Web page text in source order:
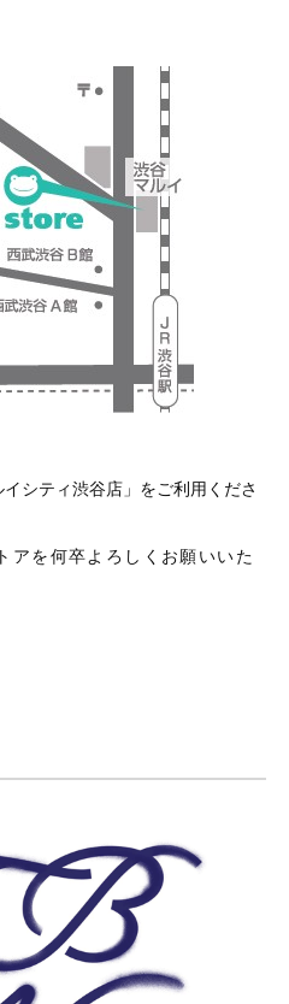
シティ渋谷店」をご利用くださ
アを何卒よろしくお願いいた